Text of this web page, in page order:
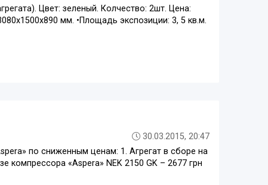
Цвет: зеленый. Колчество: 2шт. Цена:
мм. •Площадь экспозиции: 3, 5 кв.м.
30.03.2015, 20:47
по сниженным ценам: 1. Агрегат в сборе на
компрессора «Aspera» NEK 2150 GK – 2677 грн